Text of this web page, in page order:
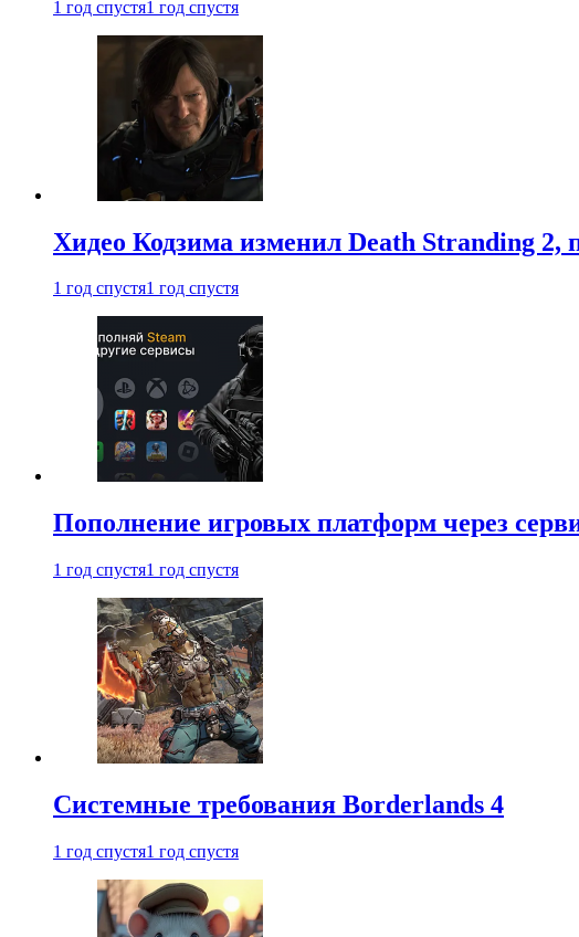
1 год спустя1 год спустя
Хидео Кодзима изменил Death Stranding 2,
1 год спустя1 год спустя
Пополнение игровых платформ через
1 год спустя1 год спустя
Системные требования Borderlands 4
1 год спустя1 год спустя